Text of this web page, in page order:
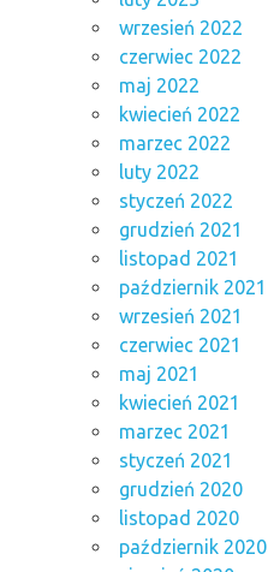
wrzesień 2022
czerwiec 2022
maj 2022
kwiecień 2022
marzec 2022
luty 2022
styczeń 2022
grudzień 2021
listopad 2021
październik 2021
wrzesień 2021
czerwiec 2021
maj 2021
kwiecień 2021
marzec 2021
styczeń 2021
grudzień 2020
listopad 2020
październik 2020